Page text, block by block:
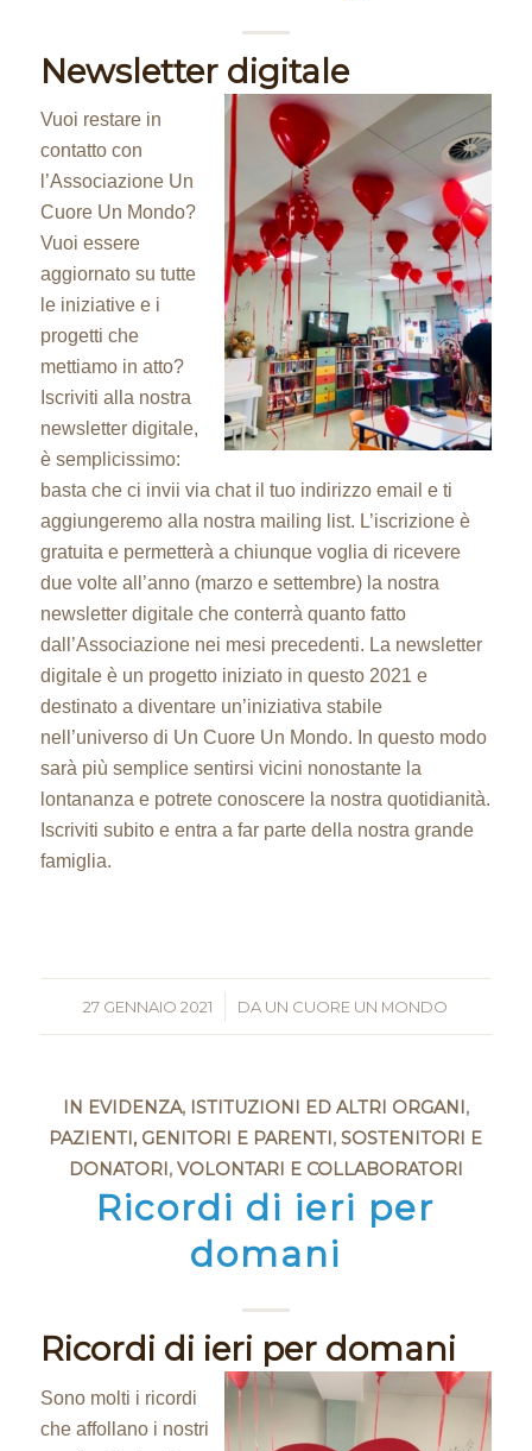
Newsletter digitale
Vuoi restare in
contatto con
l’Associazione Un
Cuore Un Mondo?
Vuoi essere
aggiornato su tutte
le iniziative e i
progetti che
mettiamo in atto?
Iscriviti alla nostra
newsletter digitale,
è semplicissimo:
basta che ci invii via chat il tuo indirizzo email e ti
aggiungeremo alla nostra mailing list. L’iscrizione è
gratuita e permetterà a chiunque voglia di ricevere
due volte all’anno (marzo e settembre) la nostra
newsletter digitale che conterrà quanto fatto
dall’Associazione nei mesi precedenti. La newsletter
digitale è un progetto iniziato in questo 2021 e
destinato a diventare un’iniziativa stabile
nell’universo di Un Cuore Un Mondo. In questo modo
sarà più semplice sentirsi vicini nonostante la
lontananza e potrete conoscere la nostra quotidianità.
Iscriviti subito e entra a far parte della nostra grande
famiglia.
27 GENNAIO 2021
/ DA UN CUORE UN MONDO
IN EVIDENZA, ISTITUZIONI ED ALTRI ORGANI ,
PAZIENTI, GENITORI E PARENTI ,SOSTENITORI E
DONATORI , VOLONTARI E COLLABORATORI
Ricordi di ieri per
domani
Ricordi di ieri per domani
Sono molti i ricordi
che affollano i nostri